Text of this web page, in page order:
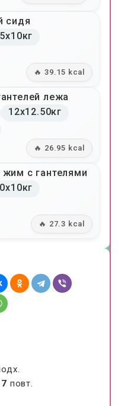
повт.
сидя
🔥 39.15 kcal
лежа
12x12.50кг
🔥 26.95 kcal
с гантелями
🔥 27.3 kcal